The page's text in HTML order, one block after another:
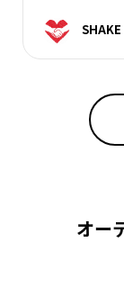
SHAKE
オー